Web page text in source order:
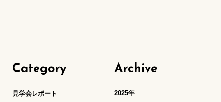
Category
見学会レポート
Archive
2025年